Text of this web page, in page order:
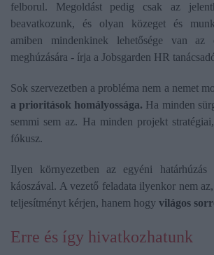
felborul. Megoldást pedig csak az
beavatkozunk, és olyan közeget és
amiben mindenkinek lehetősége van az
meghúzására - írja a Jobsgarden HR
Sok szervezetben a probléma nem a nemet
a prioritások homályossága. Ha minden
semmi sem az. Ha minden projekt
fókusz.
Ilyen környezetben az egyéni
káoszával. A vezető feladata ilyenkor nem
teljesítményt kérjen, hanem hogy világos
Erre és így hivatkozhatunk